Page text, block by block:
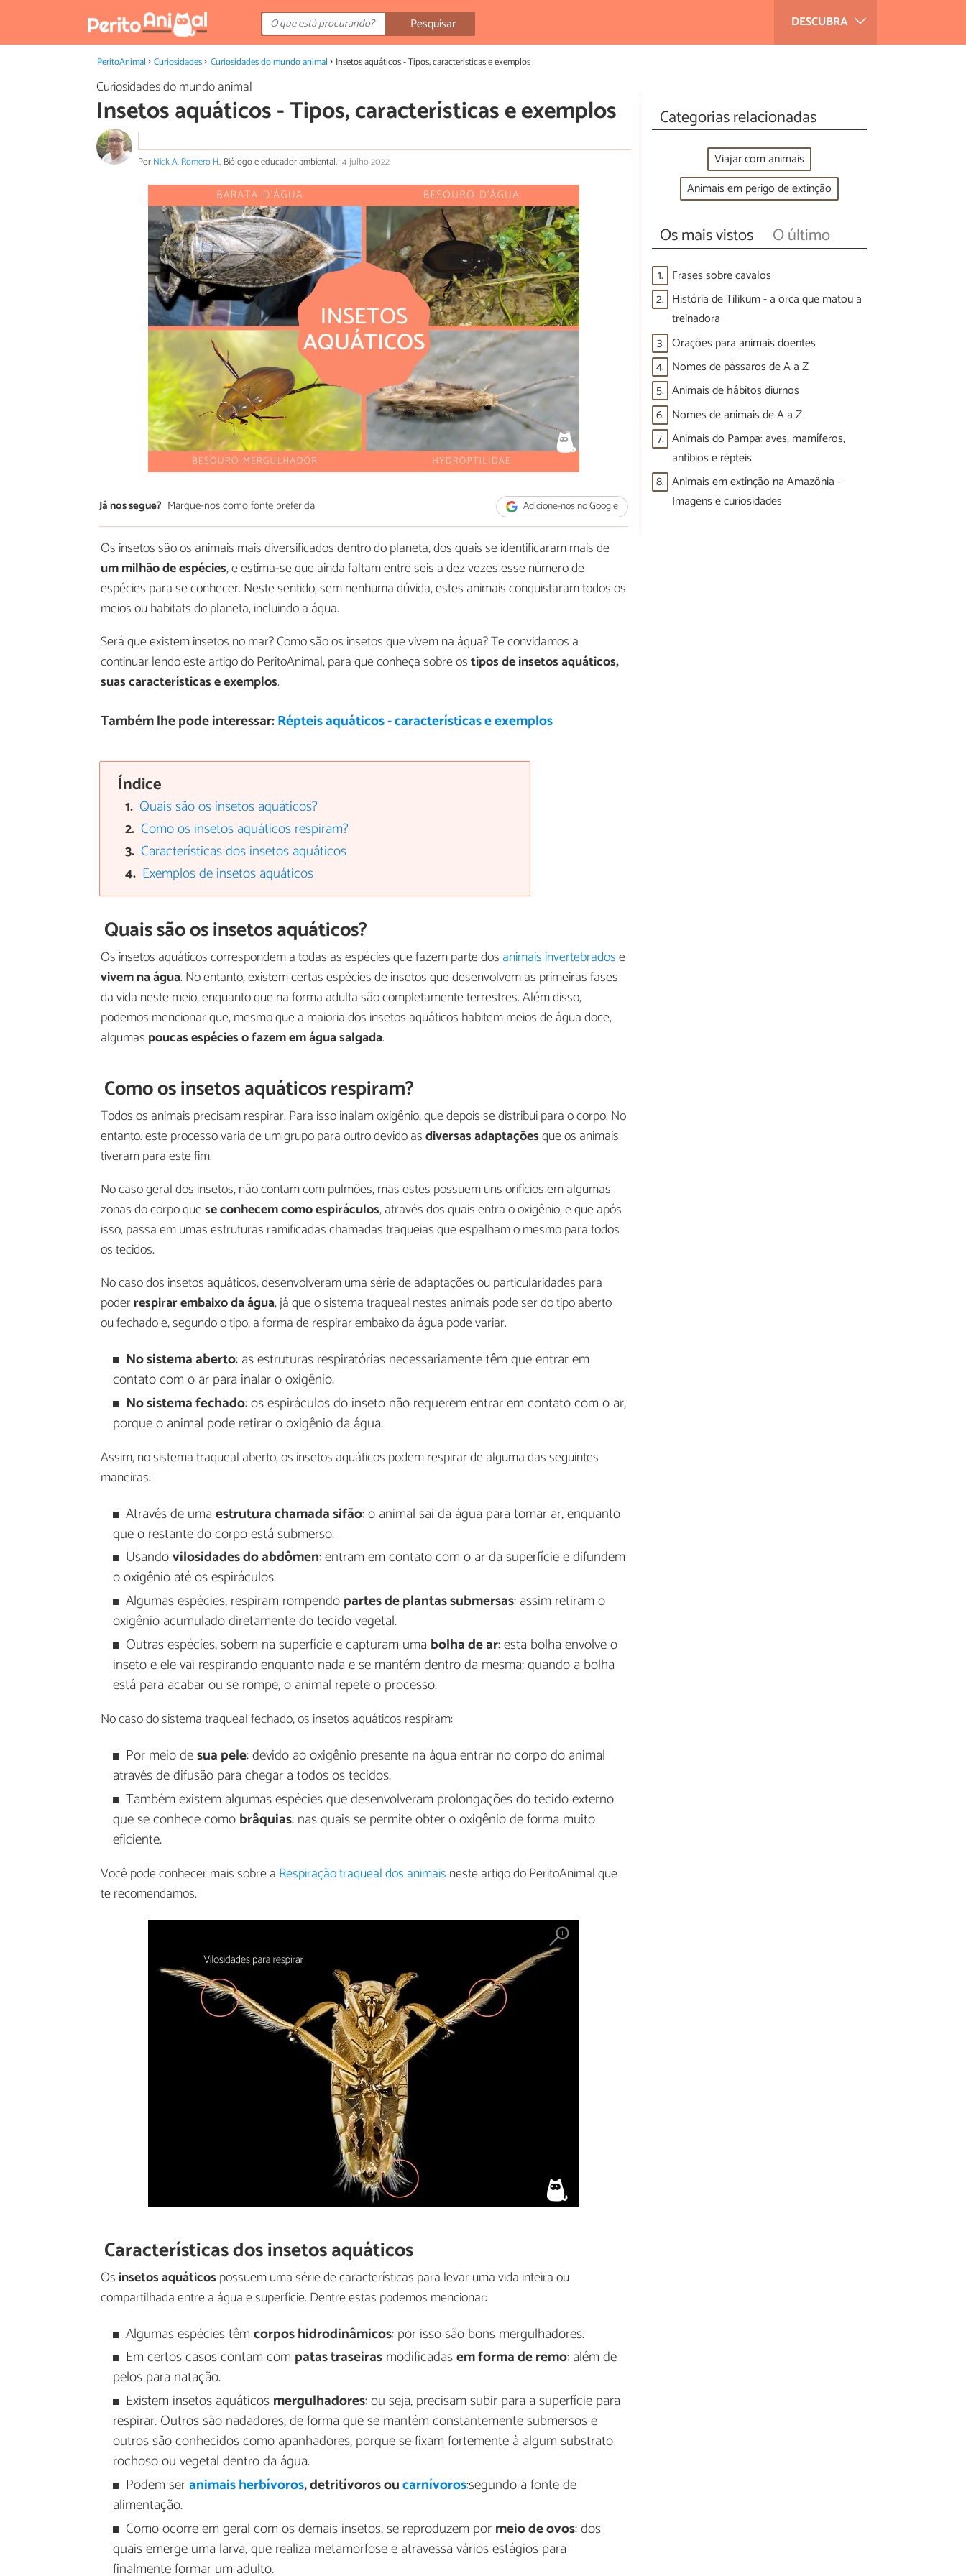
DESCUBRA
Pesquisar
PeritoAnimal Curiosidades Curiosidades do mundo animal Insetos aquáticos - Tipos, características e exemplos
Curiosidades do mundo animal
Insetos aquáticos - Tipos, características e exemplos
PorNick A. Romero H., Biólogo e educador ambiental.14 julho 2022
Já nos segue? Marque-nos como fonte preferida Adicione-nos no Google
Os insetos são os animais mais diversificados dentro do planeta, dos quais se identificaram mais de
um milhão de espécies, e estima-se que ainda faltam entre seis a dez vezes esse número de
espécies para se conhecer. Neste sentido, sem nenhuma dúvida, estes animais conquistaram todos os
meios ou habitats do planeta, incluindo a água.
Será que existem insetos no mar? Como são os insetos que vivem na água? Te convidamos a
continuar lendo este artigo do PeritoAnimal, para que conheça sobre ostipos de insetos aquáticos,
suas características e exemplos.
Também lhe pode interessar:Répteis aquáticos - características e exemplos
Índice
Quais são os insetos aquáticos?
Como os insetos aquáticos respiram?
Características dos insetos aquáticos
Exemplos de insetos aquáticos
Quais são os insetos aquáticos?
Os insetos aquáticos correspondem a todas as espécies que fazem parte dos animais invertebradose
vivem na água. No entanto, existem certas espécies de insetos que desenvolvem as primeiras fases
da vida neste meio, enquanto que na forma adulta são completamente terrestres. Além disso,
podemos mencionar que, mesmo que a maioria dos insetos aquáticos habitem meios de água doce,
algumas poucas espécies o fazem em água salgada.
Como os insetos aquáticos respiram?
Todos os animais precisam respirar. Para isso inalam oxigênio, que depois se distribui para o corpo. No
entanto. este processo varia de um grupo para outro devido asdiversas adaptaçõesque os animais
tiveram para este fim.
No caso geral dos insetos, não contam com pulmões, mas estes possuem uns orifícios em algumas
zonas do corpo quese conhecem como espiráculos, através dos quais entra o oxigênio, e que após
isso, passa em umas estruturas ramificadas chamadas traqueias que espalham o mesmo para todos
os tecidos.
No caso dos insetos aquáticos, desenvolveram uma série de adaptações ou particularidades para
poderrespirar embaixo da água, já que o sistema traqueal nestes animais pode ser do tipo aberto
ou fechado e, segundo o tipo, a forma de respirar embaixo da água pode variar.
No sistema aberto: as estruturas respiratórias necessariamente têm que entrar em
contato com o ar para inalar o oxigênio.
No sistema fechado: os espiráculos do inseto não requerem entrar em contato com o ar,
porque o animal pode retirar o oxigênio da água.
Assim, no sistema traqueal aberto, os insetos aquáticos podem respirar de alguma das seguintes
maneiras:
Através de umaestrutura chamada sifão: o animal sai da água para tomar ar, enquanto
que o restante do corpo está submerso.
Usandovilosidades do abdômen: entram em contato com o ar da superfície e difundem
o oxigênio até os espiráculos.
Algumas espécies, respiram rompendopartes de plantas submersas: assim retiram o
oxigênio acumulado diretamente do tecido vegetal.
Outras espécies, sobem na superfície e capturam uma bolha de ar: esta bolha envolve o
inseto e ele vai respirando enquanto nada e se mantém dentro da mesma; quando a bolha
está para acabar ou se rompe, o animal repete o processo.
No caso do sistema traqueal fechado, os insetos aquáticos respiram:
Por meio desua pele: devido ao oxigênio presente na água entrar no corpo do animal
através de difusão para chegar a todos os tecidos.
Também existem algumas espécies que desenvolveram prolongações do tecido externo
que se conhece comobrâquias: nas quais se permite obter o oxigênio de forma muito
eficiente.
Você pode conhecer mais sobre a Respiração traqueal dos animais neste artigo do PeritoAnimal que
te recomendamos.
Características dos insetos aquáticos
Os insetos aquáticos possuem uma série de características para levar uma vida inteira ou
compartilhada entre a água e superfície. Dentre estas podemos mencionar:
Algumas espécies têmcorpos hidrodinâmicos: por isso são bons mergulhadores.
Em certos casos contam com patas traseirasmodificadasem forma de remo: além de
pelos para natação.
Existem insetos aquáticosmergulhadores: ou seja, precisam subir para a superfície para
respirar. Outros são nadadores, de forma que se mantém constantemente submersos e
outros são conhecidos como apanhadores, porque se fixam fortemente à algum substrato
rochoso ou vegetal dentro da água.
Podem seranimais herbívoros,detritívoros oucarnívoros:segundo a fonte de
alimentação.
Como ocorre em geral com os demais insetos, se reproduzem pormeio de ovos: dos
quais emerge uma larva, que realiza metamorfose e atravessa vários estágios para
finalmente formar um adulto.
Categorias relacionadas
Viajar com animais
Animais em perigo de extinção
Os mais vistos O último
1. Frases sobre cavalos
2. História de Tilikum - a orca que matou a
treinadora
3. Orações para animais doentes
4. Nomes de pássaros de A a Z
5. Animais de hábitos diurnos
6. Nomes de animais de A a Z
7. Animais do Pampa: aves, mamíferos,
anfíbios e répteis
8. Animais em extinção na Amazônia -
Imagens e curiosidades